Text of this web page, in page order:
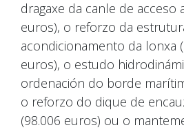
dragaxe da canle de acceso
euros), o reforzo da
acondicionamento da lonxa
euros), o estudo
ordenación do borde
o reforzo do dique de
(98.006 euros) ou o